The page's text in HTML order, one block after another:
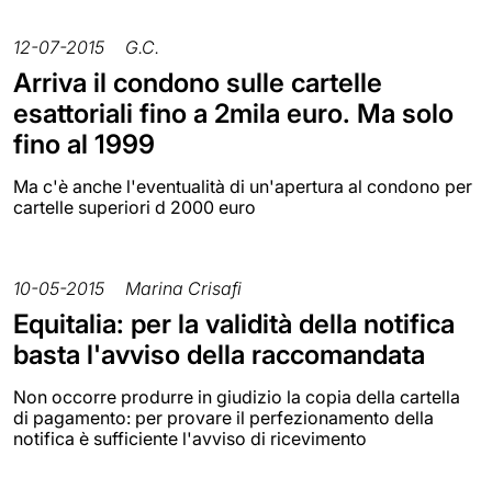
12-07-2015 G.C.
Arriva il condono sulle cartelle
esattoriali fino a 2mila euro. Ma solo
fino al 1999
Ma c'è anche l'eventualità di un'apertura al condono per
cartelle superiori d 2000 euro
10-05-2015 Marina Crisafi
Equitalia: per la validità della notifica
basta l'avviso della raccomandata
Non occorre produrre in giudizio la copia della cartella
di pagamento: per provare il perfezionamento della
notifica è sufficiente l'avviso di ricevimento